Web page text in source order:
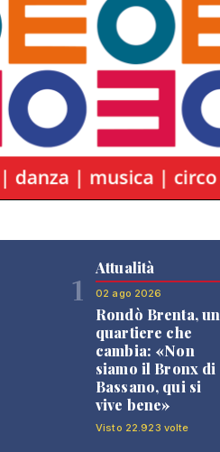
1
Attualità
02 ago 2026
Rondò Brenta, un
quartiere che
cambia: «Non
siamo il Bronx di
Bassano, qui si
vive bene»
Visto 22.923 volte